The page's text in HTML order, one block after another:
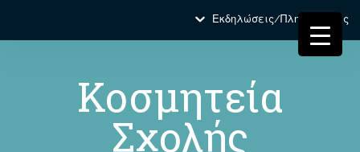
Εκδηλώσεις/Πληροφορίες
Κοσμητεία
Σχολής